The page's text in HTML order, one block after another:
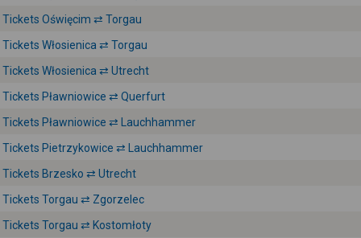
Tickets Oświęcim ⇄ Torgau
Tickets Włosienica ⇄ Torgau
Tickets Włosienica ⇄ Utrecht
Tickets Pławniowice ⇄ Querfurt
Tickets Pławniowice ⇄ Lauchhammer
Tickets Pietrzykowice ⇄ Lauchhammer
Tickets Brzesko ⇄ Utrecht
Tickets Torgau ⇄ Zgorzelec
Tickets Torgau ⇄ Kostomłoty